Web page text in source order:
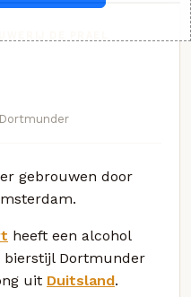
Dortmunder
gebrouwen door
heeft een alcohol
bierstijl Dortmunder
uit Duitsland.